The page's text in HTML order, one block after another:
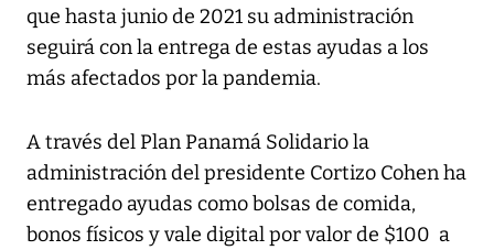
que hasta junio de 2021 su administración
seguirá con la entrega de estas ayudas a los
más afectados por la pandemia.
A través del Plan Panamá Solidario la
administración del presidente Cortizo Cohen ha
entregado ayudas como bolsas de comida,
bonos físicos y vale digital por valor de $100 a